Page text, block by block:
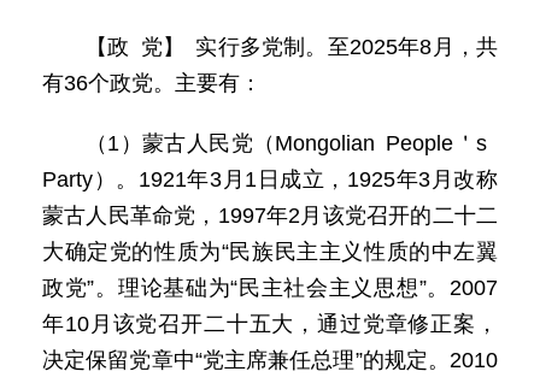
【政 党】 实行多党制。至2025年8月，共
有36个政党。主要有：
（1）蒙古人民党（Mongolian People＇s
Party）。1921年3月1日成立，1925年3月改称
蒙古人民革命党，1997年2月该党召开的二十二
大确定党的性质为“民族民主主义性质的中左翼
政党”。理论基础为“民主社会主义思想”。2007
年10月该党召开二十五大，通过党章修正案，
决定保留党章中“党主席兼任总理”的规定。2010